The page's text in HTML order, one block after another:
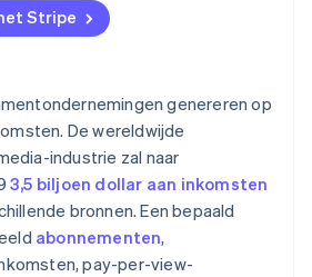
Stripe
genereren op
De wereldwijde
industrie zal naar
3,5 biljoen dollar aan inkomsten
bronnen. Een bepaald
abonnementen,
pay-per-view-